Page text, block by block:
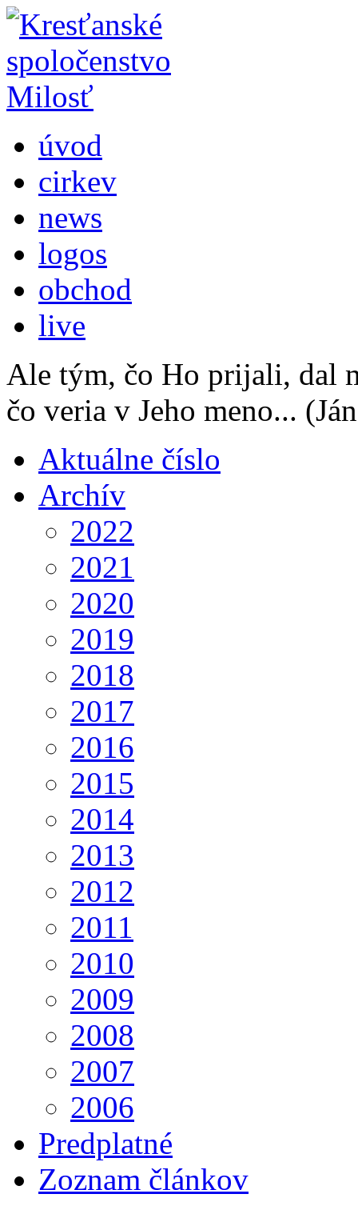
úvod
cirkev
news
logos
obchod
live
Ale tým, čo Ho prijali, dal
čo veria v Jeho meno...
Aktuálne číslo
Archív
2022
2021
2020
2019
2018
2017
2016
2015
2014
2013
2012
2011
2010
2009
2008
2007
2006
Predplatné
Zoznam článkov